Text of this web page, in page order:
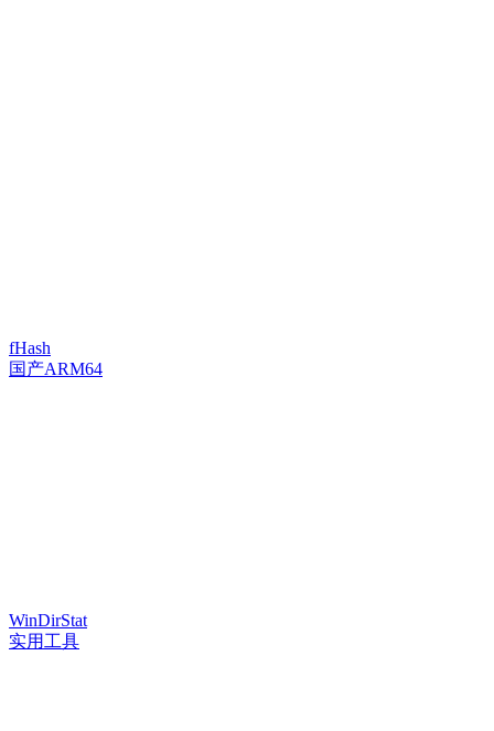
fHash
国产ARM64
WinDirStat
实用工具